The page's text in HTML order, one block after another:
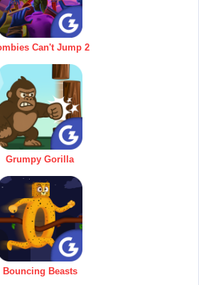
Can't Jump 2
Grumpy Gorilla
Bouncing Beasts